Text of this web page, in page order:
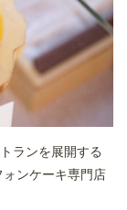
ランを展開する
ンケーキ専門店